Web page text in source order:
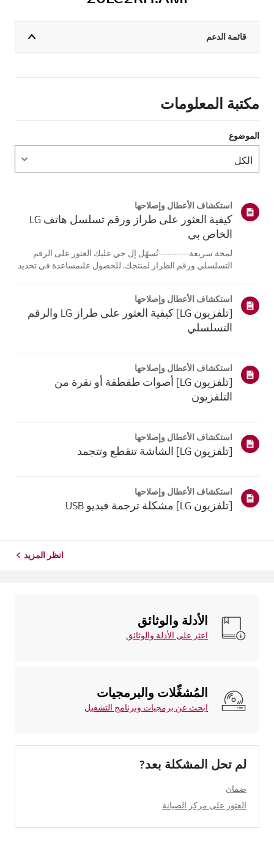
قائمة الدعم
مكتبة المعلومات
الموضوع
استكشاف الأعطال وإصلاحها
كيفية العثور على طراز ورقم تسلسل هاتف LG
الخاص بي
لمحة سريعة----------تُسهّل إل جي عليك العثور على الرقم
التسلسلي ورقم الطراز لمنتجك. للحصول علىمساعدة في تحديد
تختلف الصور أو ا...
استكشاف الأعطال وإصلاحها
[تلفزيون LG] كيفية العثور على طراز LG والرقم
التسلسلي
استكشاف الأعطال وإصلاحها
[تلفزيون LG] أصوات طقطقة أو نقرة من
التلفزيون
استكشاف الأعطال وإصلاحها
[تلفزيون LG] الشاشة تنقطع وتتجمد
استكشاف الأعطال وإصلاحها
[تلفزيون LG] مشكلة ترجمة فيديو USB
انظر المزيد
الأدلة والوثائق
اعثر على الأدلة والوثائق
المُشغِّلات والبرمجيات
ابحث عن برمجيات وبرنامج التشغيل
لم تحل المشكلة بعد?
ضمان
العثور على مركز الصيانة